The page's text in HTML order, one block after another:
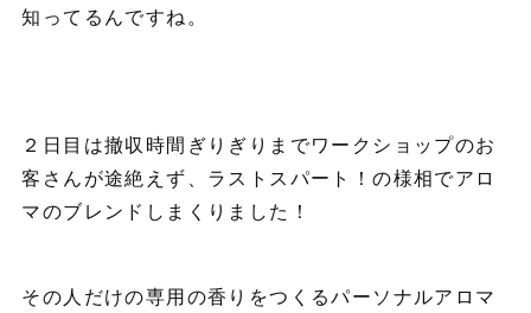
知ってるんですね。
２日目は撤収時間ぎりぎりまでワークショップのお
客さんが途絶えず、ラストスパート！の様相でアロ
マのブレンドしまくりました！
その人だけの専用の香りをつくるパーソナルアロマ